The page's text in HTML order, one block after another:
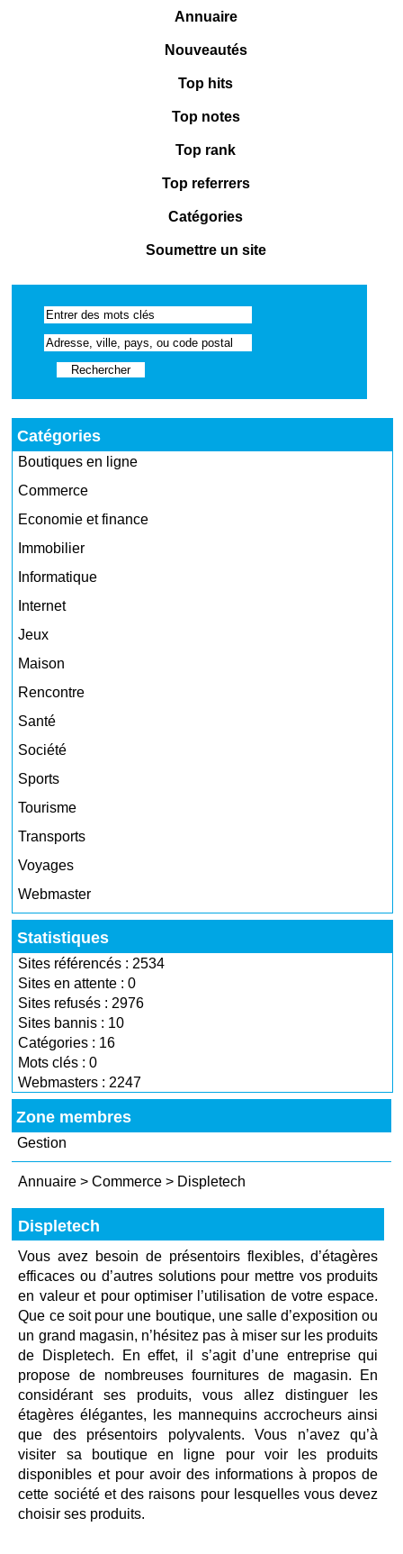
Annuaire
Nouveautés
Top hits
Top notes
Top rank
Top referrers
Catégories
Soumettre un site
Catégories
Boutiques en ligne
Commerce
Economie et finance
Immobilier
Informatique
Internet
Jeux
Maison
Rencontre
Santé
Société
Sports
Tourisme
Transports
Voyages
Webmaster
Statistiques
Sites référencés : 2534
Sites en attente : 0
Sites refusés : 2976
Sites bannis : 10
Catégories : 16
Mots clés : 0
Webmasters : 2247
Zone membres
Gestion
Annuaire >Commerce > Displetech
Displetech
Vous avez besoin de présentoirs flexibles, d’étagères
efficaces ou d’autres solutions pour mettre vos produits
en valeur et pour optimiser l’utilisation de votre espace.
Que ce soit pour une boutique, une salle d’exposition ou
un grand magasin, n’hésitez pas à miser sur les produits
de Displetech. En effet, il s’agit d’une entreprise qui
propose de nombreuses fournitures de magasin. En
considérant ses produits, vous allez distinguer les
étagères élégantes, les mannequins accrocheurs ainsi
que des présentoirs polyvalents. Vous n’avez qu’à
visiter sa boutique en ligne pour voir les produits
disponibles et pour avoir des informations à propos de
cette société et des raisons pour lesquelles vous devez
choisir ses produits.